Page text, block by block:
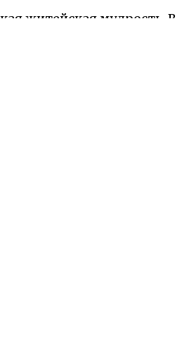
житейская мудрость. В